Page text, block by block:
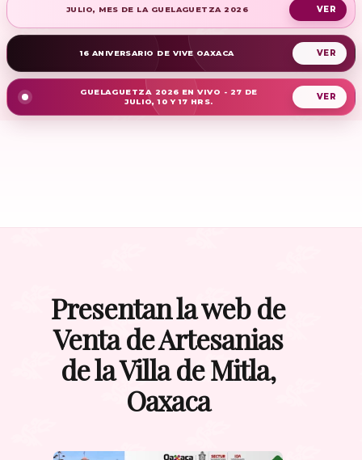
JULIO, MES DE LA GUELAGUETZA 2026
16 ANIVERSARIO DE VIVE OAXACA
GUELAGUETZA 2026 EN VIVO - 27 DE
JULIO, 10 Y 17 HRS.
Presentan la web de
Venta de Artesanias
de la Villa de Mitla,
Oaxaca